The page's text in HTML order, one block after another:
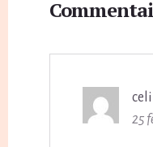
du
lecteur
25